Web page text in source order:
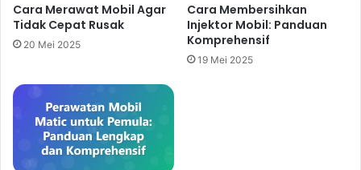
Cara Merawat Mobil Agar
Tidak Cepat Rusak
20 Mei 2025
Cara Membersihkan
Injektor Mobil: Panduan
Komprehensif
19 Mei 2025